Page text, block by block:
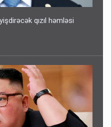
qızıl həmləsi